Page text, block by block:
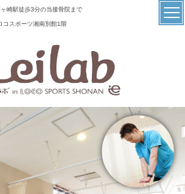
崎駅徒歩3分の当接骨院まで
コスポーツ湘南別館1階